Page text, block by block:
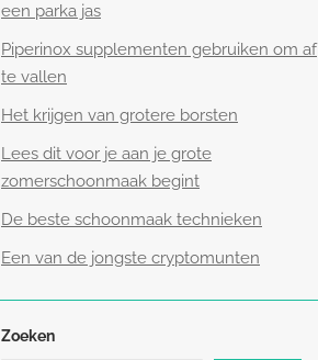
een parka jas
Piperinox supplementen gebruiken om af
te vallen
Het krijgen van grotere borsten
Lees dit voor je aan je grote
zomerschoonmaak begint
De beste schoonmaak technieken
Een van de jongste cryptomunten
Zoeken